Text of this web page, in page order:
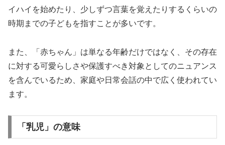
イハイを始めたり、少しずつ言葉を覚えたりするくらいの
時期までの子どもを指すことが多いです。
また、「赤ちゃん」は単なる年齢だけではなく、その存在
に対する可愛らしさや保護すべき対象としてのニュアンス
を含んでいるため、家庭や日常会話の中で広く使われてい
ます。
「乳児」の意味